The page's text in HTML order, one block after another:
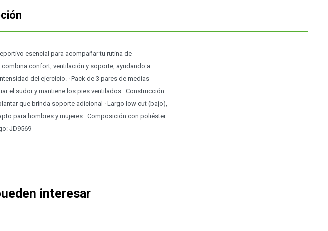
esencial para acompañar tu rutina de
confort, ventilación y soporte, ayudando a
del ejercicio. · Pack de 3 pares de medias
el sudor y mantiene los pies ventilados · Construcción
que brinda soporte adicional · Largo low cut (bajo),
para hombres y mujeres · Composición con poliéster
JD9569
interesar